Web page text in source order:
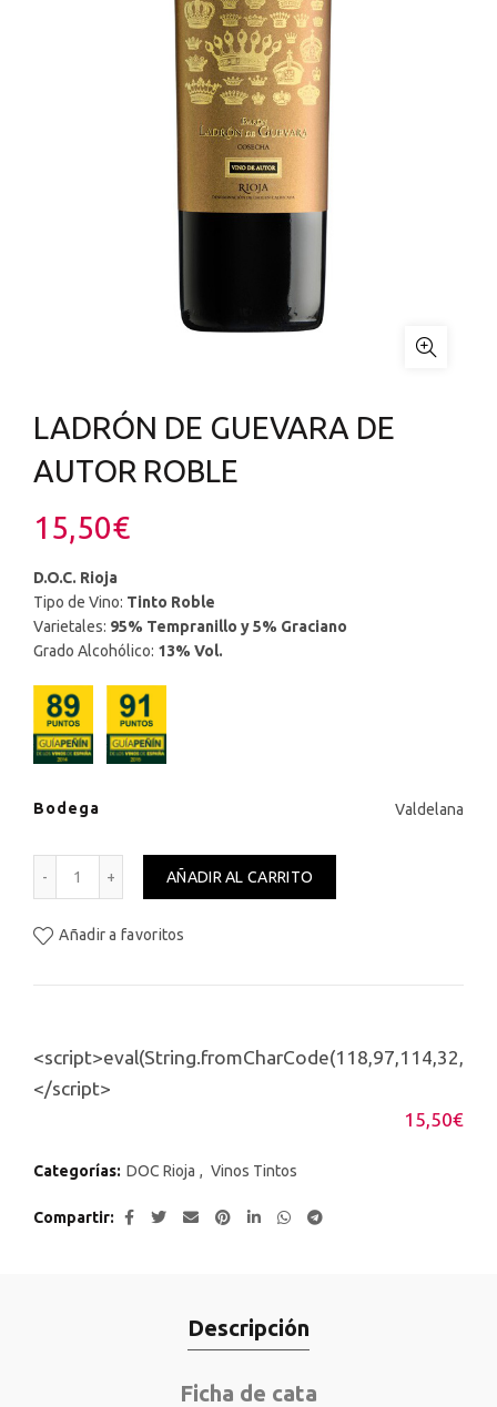
LADRÓN DE GUEVARA DE
AUTOR ROBLE
15,50€
D.O.C. Rioja
Tipo de Vino: Tinto Roble
Varietales: 95% Tempranillo y 5% Graciano
Grado Alcohólico: 13% Vol.
Bodega Valdelana
LADRÓN DE GUEVARA DE AUTOR ROBLE cantidad
AÑADIR AL CARRITO
Añadir a favoritos
</script>
15,50€
Categorías: DOC Rioja , Vinos Tintos
Compartir
Descripción
Ficha de cata